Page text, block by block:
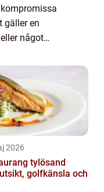
gäller en
något
2026
tylösand
golfkänsla och